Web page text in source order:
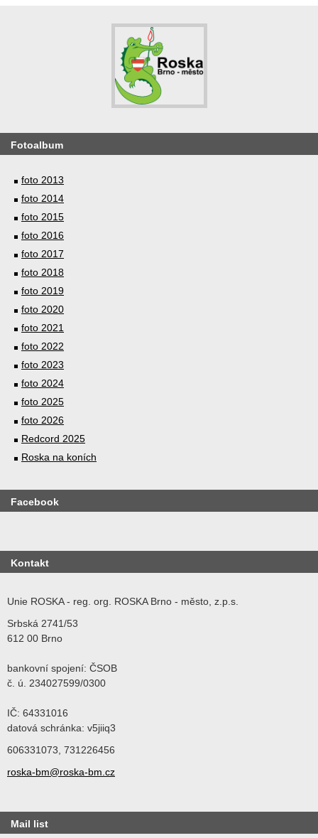
Fotoalbum
foto 2013
foto 2014
foto 2015
foto 2016
foto 2017
foto 2018
foto 2019
foto 2020
foto 2021
foto 2022
foto 2023
foto 2024
foto 2025
foto 2026
Redcord 2025
Roska na koních
Facebook
Kontakt
Unie ROSKA - reg. org. ROSKA Brno - město, z.p.s.
Srbská 2741/53
612 00 Brno
bankovní spojení: ČSOB
č. ú. 234027599/0300
IČ: 64331016
datová schránka: v5jiiq3
606331073, 731226456
roska-bm@roska-bm.cz
Mail list